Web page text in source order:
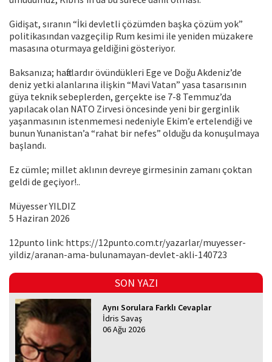
Gidişat, sıranın “İki devletli çözümden başka çözüm yok”
politikasından vazgeçilip Rum kesimi ile yeniden müzakere
masasına oturmaya geldiğini gösteriyor.
Baksanıza; haftalardır övündükleri Ege ve Doğu Akdeniz’de
deniz yetki alanlarına ilişkin “Mavi Vatan” yasa tasarısının
güya teknik sebeplerden, gerçekte ise 7-8 Temmuz’da
yapılacak olan NATO Zirvesi öncesinde yeni bir gerginlik
yaşanmasının istenmemesi nedeniyle Ekim’e ertelendiği ve
bunun Yunanistan’a “rahat bir nefes” olduğu da konuşulmaya
başlandı.
Ez cümle; millet aklının devreye girmesinin zamanı çoktan
geldi de geçiyor!..
Müyesser YILDIZ
5 Haziran 2026
12punto link: https://12punto.com.tr/yazarlar/muyesser-
yildiz/aranan-ama-bulunamayan-devlet-akli-140723
SON YAZI
Aynı Sorulara Farklı Cevaplar
İdris Savaş
06 Ağu 2026